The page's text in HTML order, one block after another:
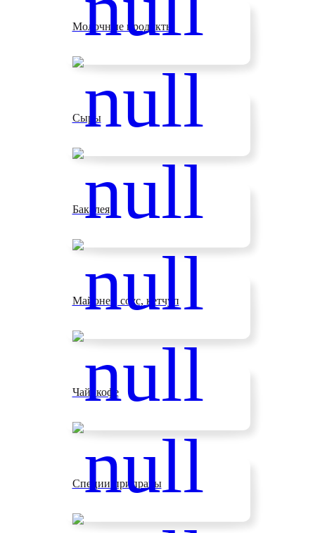
Молочные продукты
Сыры
Бакалея
Майонез, соус, кетчуп
Чай, кофе
Специи приправы